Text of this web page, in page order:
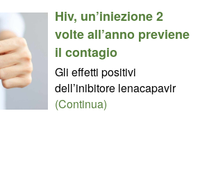
Hiv, un’iniezione 2
volte all’anno previene
il contagio
Gli effetti positivi
dell’inibitore lenacapavir
(Continua)